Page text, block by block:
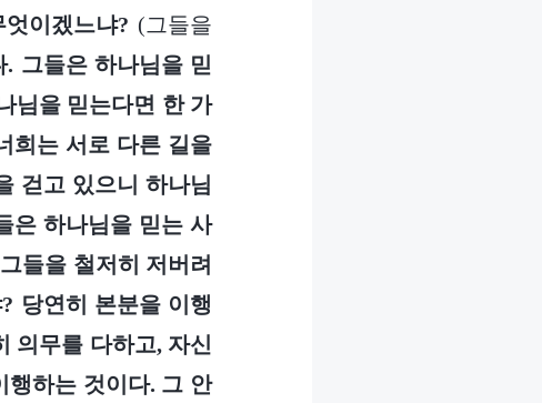
이겠느냐? (그들을
그들은 하나님을 믿
님을 믿는다면 한 가
희는 서로 다른 길을
걷고 있으니 하나님
은 하나님을 믿는 사
들을 철저히 저버려
당연히 본분을 이행
의무를 다하고, 자신
행하는 것이다. 그 안